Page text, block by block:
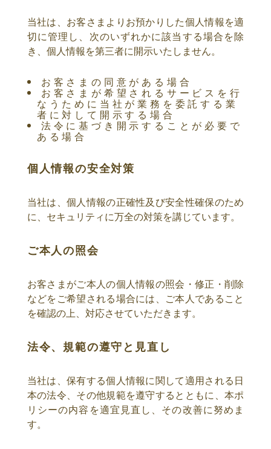
当社は、お客さまよりお預かりした個人情報を適
切に管理し、次のいずれかに該当する場合を除
き、個人情報を第三者に開示いたしません。
お客さまの同意がある場合
お客さまが希望されるサービスを行
なうために当社が業務を委託する業
者に対して開示する場合
法令に基づき開示することが必要で
ある場合
個人情報の安全対策
当社は、個人情報の正確性及び安全性確保のため
に、セキュリティに万全の対策を講じています。
ご本人の照会
お客さまがご本人の個人情報の照会・修正・削除
などをご希望される場合には、ご本人であること
を確認の上、対応させていただきます。
法令、規範の遵守と見直し
当社は、保有する個人情報に関して適用される日
本の法令、その他規範を遵守するとともに、本ポ
リシーの内容を適宜見直し、その改善に努めま
す。